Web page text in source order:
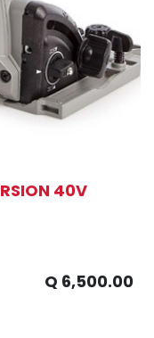
40V
/ Li-ion) Li-ion
Q 6,500.00